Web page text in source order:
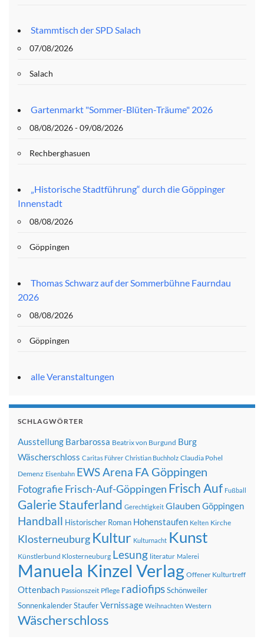
Stammtisch der SPD Salach
07/08/2026
Salach
Gartenmarkt "Sommer-Blüten-Träume" 2026
08/08/2026 - 09/08/2026
Rechberghasuen
„Historische Stadtführung“ durch die Göppinger
Innenstadt
08/08/2026
Göppingen
Thomas Schwarz auf der Sommerbühne Faurndau
2026
08/08/2026
Göppingen
alle Veranstaltungen
SCHLAGWÖRTER
Ausstellung Barbarossa Beatrix von Burgund Burg
Wäscherschloss Caritas Führer Christian Buchholz Claudia Pohel
Demenz Eisenbahn EWS Arena FA Göppingen
FotografieFrisch-Auf-Göppingen Frisch Auf Fußball
Galerie Stauferland Gerechtigkeit Glauben Göppingen
Handball Historischer Roman Hohenstaufen Kelten Kirche
Klosterneuburg Kultur Kulturnacht Kunst
Künstlerbund Klosterneuburg Lesung literatur Malerei
Manuela Kinzel Verlag Offener Kulturtreff
Ottenbach Passionszeit Pflege radiofipsSchönweiler
SonnenkalenderStauferVernissage Weihnachten Western
Wäscherschloss